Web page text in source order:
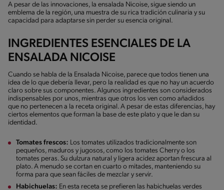
A pesar de las innovaciones, la ensalada Nicoise, sigue siendo un
emblema de la región, una muestra de su rica tradición culinaria y su
capacidad para adaptarse sin perder su esencia original.
INGREDIENTES ESENCIALES DE LA
ENSALADA NICOISE
Cuando se habla de la Ensalada Nicoise, parece que todos tienen una
idea de lo que debería llevar, pero la realidad es que no hay un acuerdo
claro sobre sus componentes. Algunos ingredientes son considerados
indispensables por unos, mientras que otros los ven como añadidos
que no pertenecen a la receta original. A pesar de estas diferencias, hay
ciertos elementos que forman la base de este plato y que le dan su
identidad.
Tomates frescos: Los tomates utilizados tradicionalmente son
pequeños, maduros y jugosos, como los tomates Cherry o los
tomates peras. Su dulzura natural y ligera acidez aportan frescura al
plato. A menudo se cortan en cuarto o mitades, manteniendo su
forma para que sean fáciles de mezclar y servir.
Habichuelas: En esta receta se prefieren las habichuelas verdes